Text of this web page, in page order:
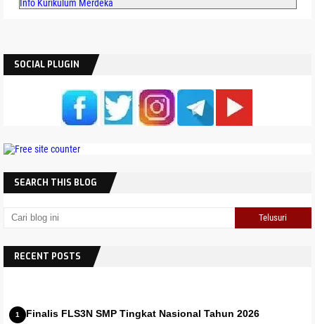
Info Kurikulum Merdeka
SOCIAL PLUGIN
SEARCH THIS BLOG
RECENT POSTS
Finalis FLS3N SMP Tingkat Nasional Tahun 2026